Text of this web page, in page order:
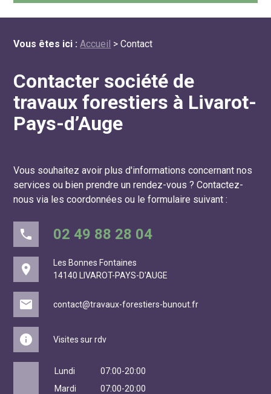
Vous êtes ici : Accueil > Contact
Contacter société de
travaux forestiers à Livarot-
Pays-d’Auge
Vous souhaitez avoir plus d'informations concernant nos
services ou bien prendre un rendez-vous ?Contactez-
nous via les coordonnées ou le formulaire suivant :
phone 02 49 88 28 04
place
Les Bonnes Fontaines
14140 LIVAROT-PAYS-D'AUGE
mail contact@travaux-forestiers-bunout.fr
info Visites sur rdv
Lundi
07:00-20:00
Mardi
07:00-20:00